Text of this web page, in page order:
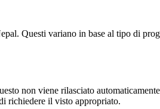
Questi variano in base al tipo di
non viene rilasciato
richiedere il visto appropriato.